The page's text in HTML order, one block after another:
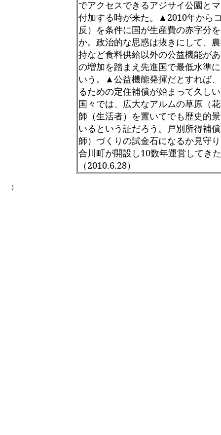
でアクセスできるアジサイ公園と
付加する時が来た。▲2010年から
反）を条件に国が生産費の赤字分
か。政治的な思惑は抜きにして、
持など食料供給以外の公益機能が
の増加を踏まえ先進国で最低水準
いう。▲公益機能発揮だとすれば
るための定住補償が始まって久し
国々では、広大なアルムの草原（
師（生活者）を置いてでも歴史的
いるという証だろう。戸別所得補
師）づくりの試金石になるか見守
合川町が開設し10数年運営してき
（2010.6.28）
）